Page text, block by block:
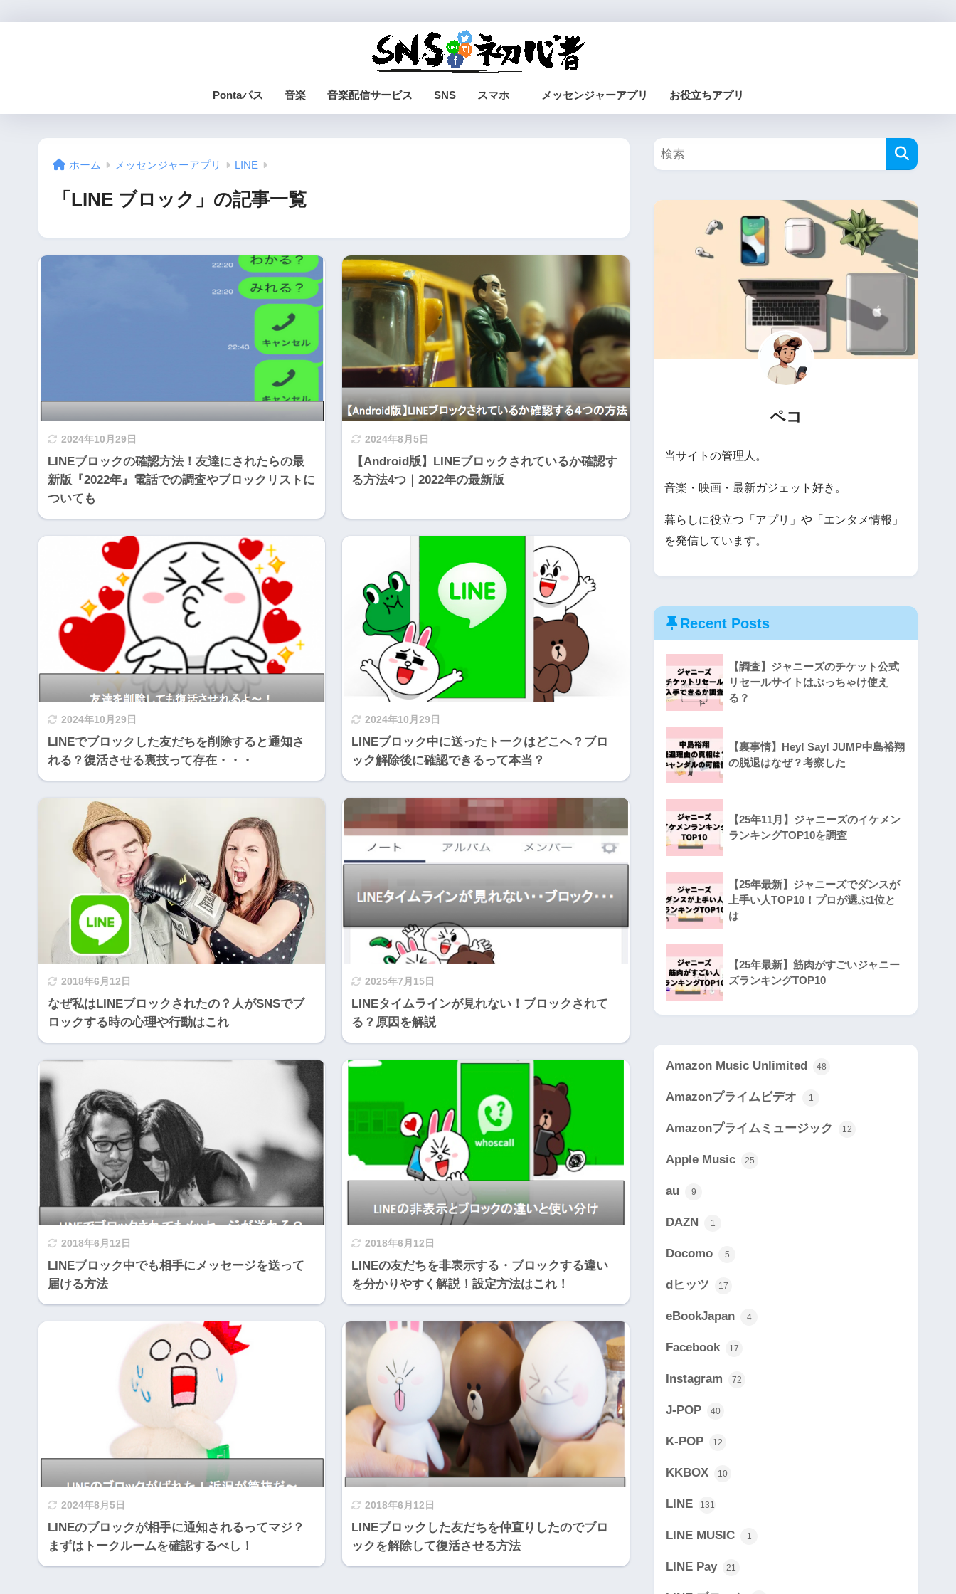
Pontaパス 音楽 音楽配信サービス SNS スマホ メッセンジャーアプリ お役立ちアプリ
ホーム メッセンジャーアプリ LINE
「LINE ブロック」の記事一覧
2024年10月29日
LINEブロックの確認方法！友達にされたらの最
新版『2022年』電話での調査やブロックリストに
ついても
2024年8月5日
【Android版】LINEブロックされているか確認す
る方法4つ｜2022年の最新版
2024年10月29日
LINEでブロックした友だちを削除すると通知さ
れる？復活させる裏技って存在・・・
2024年10月29日
LINEブロック中に送ったトークはどこへ？ブロ
ック解除後に確認できるって本当？
2018年6月12日
なぜ私はLINEブロックされたの？人がSNSでブ
ロックする時の心理や行動はこれ
2025年7月15日
LINEタイムラインが見れない！ブロックされて
る？原因を解説
2018年6月12日
LINEブロック中でも相手にメッセージを送って
届ける方法
2018年6月12日
LINEの友だちを非表示する・ブロックする違い
を分かりやすく解説！設定方法はこれ！
2024年8月5日
LINEのブロックが相手に通知されるってマジ？
まずはトークルームを確認するべし！
2018年6月12日
LINEブロックした友だちを仲直りしたのでブロ
ックを解除して復活させる方法
ペコ
当サイトの管理人。
音楽・映画・最新ガジェット好き。
暮らしに役立つ「アプリ」や「エンタメ情報」
を発信しています。
Recent Posts
【調査】ジャニーズのチケット公式
リセールサイトはぶっちゃけ使え
る？
【裏事情】Hey! Say! JUMP中島裕翔
の脱退はなぜ？考察した
【25年11月】ジャニーズのイケメン
ランキングTOP10を調査
【25年最新】ジャニーズでダンスが
上手い人TOP10！プロが選ぶ1位と
は
【25年最新】筋肉がすごいジャニー
ズランキングTOP10
Amazon Music Unlimited 48
Amazonプライムビデオ 1
Amazonプライムミュージック 12
Apple Music 25
au 9
DAZN 1
Docomo 5
dヒッツ 17
eBookJapan 4
Facebook 17
Instagram 72
J-POP 40
K-POP 12
KKBOX 10
LINE 131
LINE MUSIC 1
LINE Pay 21